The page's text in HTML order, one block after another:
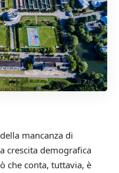
mancanza di
crescita demografica
che conta, tuttavia, è